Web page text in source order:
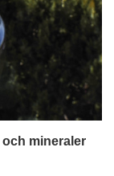
mineraler